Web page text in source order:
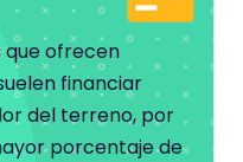
que ofrecen
financiar
del terreno, por
porcentaje de